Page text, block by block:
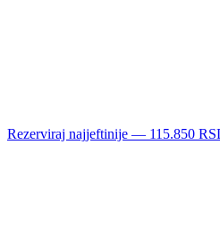
Rezerviraj najjeftinije — 115.850